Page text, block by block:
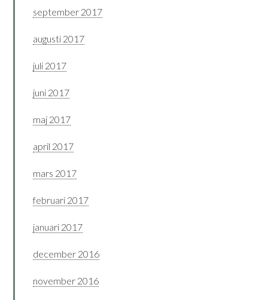
september 2017
augusti 2017
juli 2017
juni 2017
maj 2017
april 2017
mars 2017
februari 2017
januari 2017
december 2016
november 2016